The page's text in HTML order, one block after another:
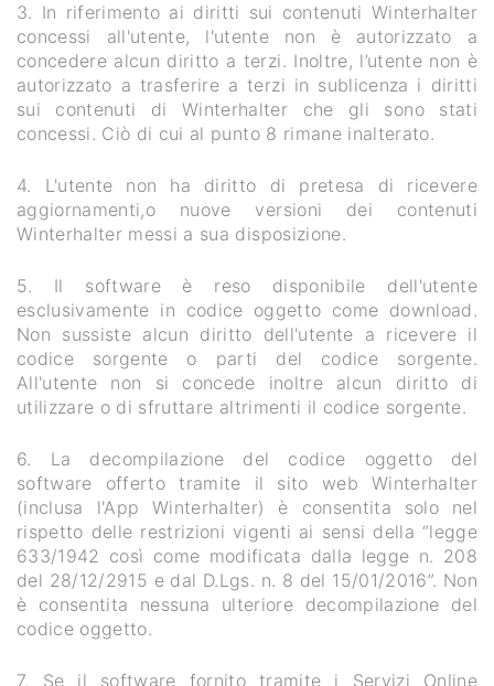
3. In riferimento ai diritti sui contenuti Winterhalter
concessi all'utente, l'utente non è autorizzato a
concedere alcun diritto a terzi. Inoltre, l’utente non è
autorizzato a trasferire a terzi in sublicenza i diritti
sui contenuti di Winterhalter che gli sono stati
concessi. Ciò di cui al punto 8 rimane inalterato.
4. L'utente non ha diritto di pretesa di ricevere
aggiornamenti,o nuove versioni dei contenuti
Winterhalter messi a sua disposizione.
5. Il software è reso disponibile dell'utente
esclusivamente in codice oggetto come download.
Non sussiste alcun diritto dell'utente a ricevere il
codice sorgente o parti del codice sorgente.
All'utente non si concede inoltre alcun diritto di
utilizzare o di sfruttare altrimenti il codice sorgente.
6. La decompilazione del codice oggetto del
software offerto tramite il sito web Winterhalter
(inclusa l'App Winterhalter) è consentita solo nel
rispetto delle restrizioni vigenti ai sensi della “legge
633/1942 così come modificata dalla legge n. 208
del 28/12/2915 e dal D.Lgs. n. 8 del 15/01/2016”. Non
è consentita nessuna ulteriore decompilazione del
codice oggetto.
7. Se il software fornito tramite i Servizi Online